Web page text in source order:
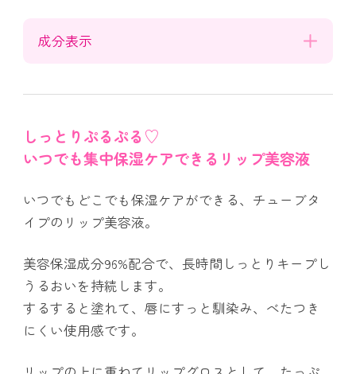
成分表示
しっとりぷるぷる♡
いつでも集中保湿ケアできるリップ美容液
いつでもどこでも保湿ケアができる、チューブタ
イプのリップ美容液。
美容保湿成分96%配合で、長時間しっとりキープし
うるおいを持続します。
するすると塗れて、唇にすっと馴染み、べたつき
にくい使用感です。